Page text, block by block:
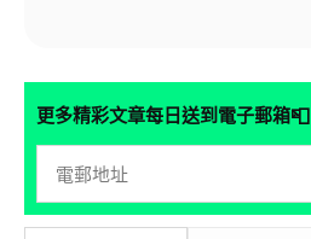
更多精彩文章每日送到電子郵箱📮